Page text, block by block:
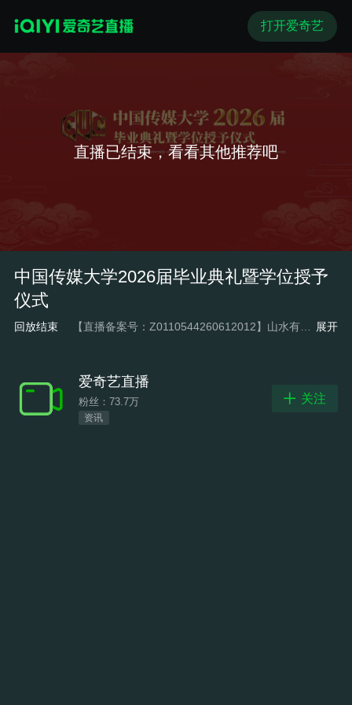
打开爱奇艺
直播已结束，看看其他推荐吧
中国传媒大学2026届毕业典礼暨学位授予
仪式
回放结束 【直播备案号：Z0110544260612012】山水有来路，同风亦同雨，共赴少年时。 序章将启，现在到了奔赴这场约定的时刻。 中国传媒大学2026届毕业典礼暨学位授予仪式将于 6月14日8:00在校内学生活动中心举办。 展开
爱奇艺直播
粉丝：73.7万
资讯
关注